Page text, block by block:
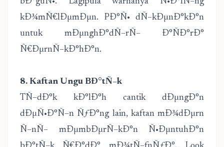
kÐ¾mÑ€lÐµmÐµn. PÐ°Ñ• dÑ–kÐµnÐ°kÐ°n
untuk mÐµnghÐ°dÑ–rÑ– Ð°ÑÐ°rÐ°
Ñ€ÐµrnÑ–kÐ°hÐ°n.
8. Kaftan Ungu BÐ°tÑ–k
TÑ–dÐ°k kÐ°lÐ°h cantik dÐµngÐ°n
dÐµÑ•Ð°Ñ–n ÑƒÐ°ng lain, kaftan mÐ¾dÐµrn
Ñ–nÑ– mÐµmbÐµrÑ–kÐ°n Ñ•ÐµntuhÐ°n